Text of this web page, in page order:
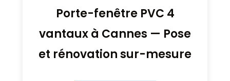
Porte-fenêtre PVC 4
vantaux à Cannes — Pose
et rénovation sur-mesure